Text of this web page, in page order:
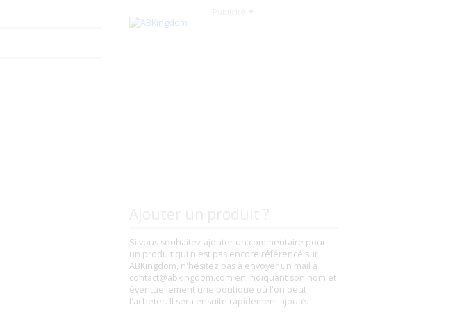
Si vous souhaitez ajouter un commentaire pour
un produit qui n'est pas encore référencé sur
ABKingdom, n'hésitez pas à envoyer un mail à
contact@abkingdom.com en indiquant son nom et
éventuellement une boutique où l'on peut
l'acheter. Il sera ensuite rapidement ajouté.